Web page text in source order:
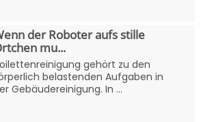
der Roboter aufs stille
mu...
gehört zu den
belastenden Aufgaben in
Gebäudereinigung. In ...